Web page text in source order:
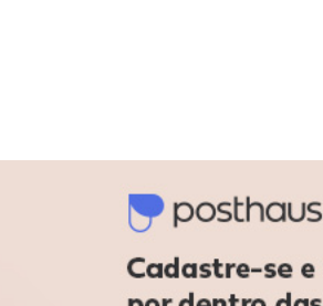
tamanho disponível.